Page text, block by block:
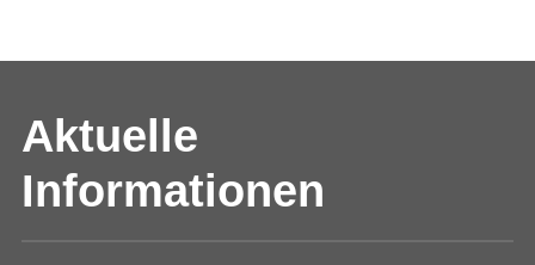
Aktuelle
Informationen